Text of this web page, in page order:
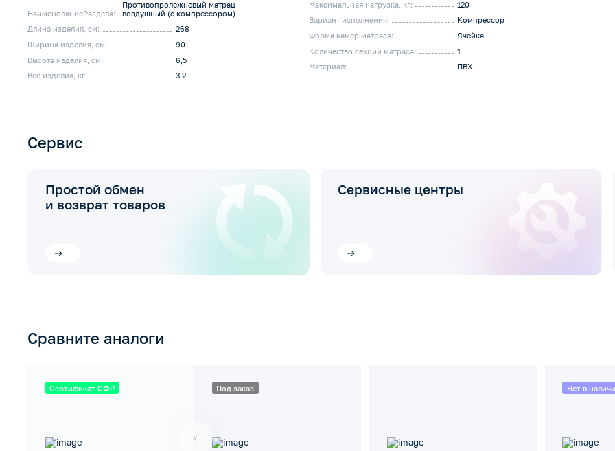
НаименованиеРаздела:
Противопролежневый матрац
воздушный (с компрессором)
Длина изделия, см:
268
Ширина изделия, см:
90
Высота изделия, см:
6,5
Вес изделия, кг:
3.2
Максимальная нагрузка, кг:
120
Вариант исполнения:
Компрессор
Форма камер матраса:
Ячейка
Количество секций матраса:
1
Материал:
ПВХ
Сервис
Простой обмен
и возврат товаров
Сервисные центры
Сравните аналоги
Сертификат СФР Под заказ Нет в